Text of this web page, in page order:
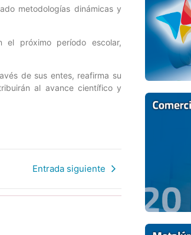
metodologías dinámicas y
el próximo período escolar,
de sus entes, reafirma su
al avance científico y
Entrada siguiente